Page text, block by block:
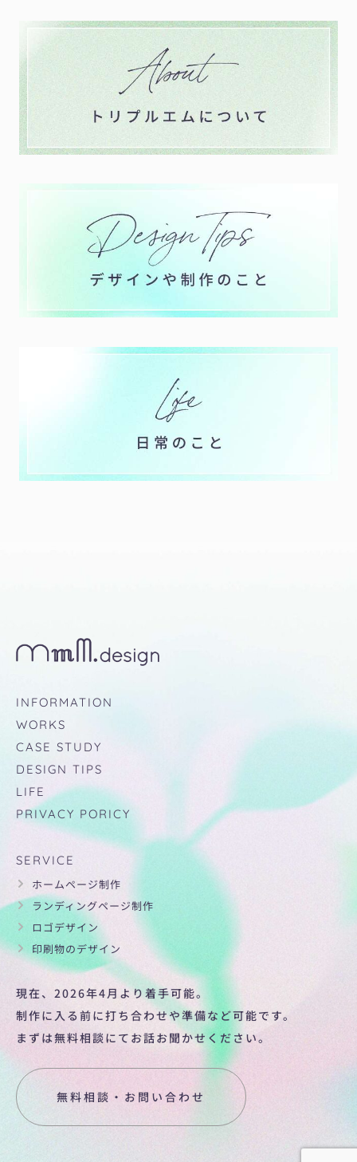
INFORMATION
WORKS
CASE STUDY
DESIGN TIPS
LIFE
PRIVACY PORICY
SERVICE
ホームページ制作
ランディングページ制作
ロゴデザイン
印刷物のデザイン
現在、2026年4月より着手可能。
制作に入る前に打ち合わせや準備など可能です。
まずは無料相談にてお話お聞かせください。
無料相談・お問い合わせ